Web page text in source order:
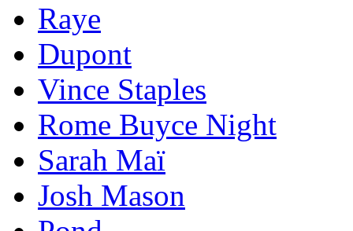
Raye
Dupont
Vince Staples
Rome Buyce Night
Sarah Maï
Josh Mason